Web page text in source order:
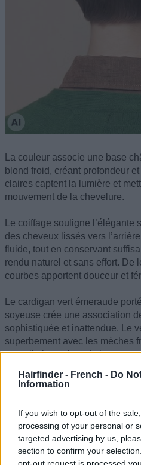
Hairfinder - French - Do
Information
If you wish to opt-out of the
processing of your personal or
targeted advertising by us,
section to confirm your
La couleur associe une base
blond froid, créant profondeur
claires captent la lumière et
mouvement de la chevelure.
Le coiffage souligne l’élégante
des cheveux lissés vers
fluide, tout en conservant
rendu naturel et sans effort. De
courbes apportent douceur et
Le cardigan vert émeraude
soyeuse crée une association
sophistiquée et inattendue. Le
superbement avec les mèches
rappelle la couleur de base,
Voir aussi : Coupes courtes